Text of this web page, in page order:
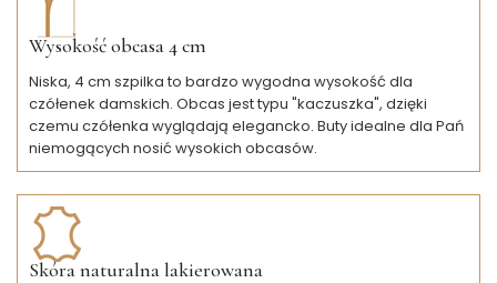
Wysokość obcasa 4 cm
Niska, 4 cm szpilka to bardzo wygodna wysokość dla
czółenek damskich. Obcas jest typu "kaczuszka", dzięki
czemu czółenka wyglądają elegancko. Buty idealne dla Pań
niemogących nosić wysokich obcasów.
Skóra naturalna lakierowana